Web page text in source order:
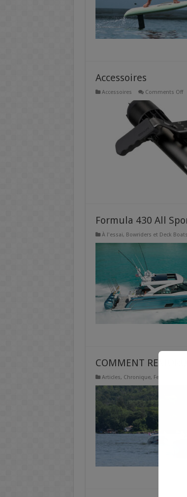
Accessoires
Accessoires Comments Offon
Formula 430 All
À l'essai, Bowriders et Deck Boats
COMMENT
Articles, Chronique, Featured